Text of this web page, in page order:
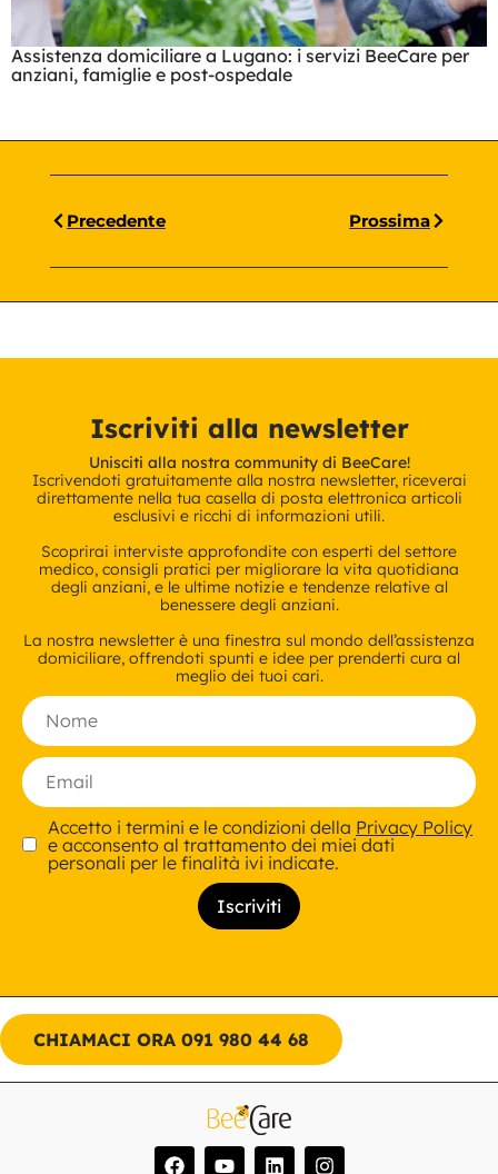
Assistenza domiciliare a Lugano: i servizi BeeCare per
anziani, famiglie e post-ospedale
Precedente Prossima
Iscriviti alla newsletter
Unisciti alla nostra community di BeeCare!
Iscrivendoti gratuitamente alla nostra newsletter, riceverai
direttamente nella tua casella di posta elettronica articoli
esclusivi e ricchi di informazioni utili.
Scoprirai interviste approfondite con esperti del settore
medico, consigli pratici per migliorare la vita quotidiana
degli anziani, e le ultime notizie e tendenze relative al
benessere degli anziani.
La nostra newsletter è una finestra sul mondo dell’assistenza
domiciliare, offrendoti spunti e idee per prenderti cura al
meglio dei tuoi cari.
Accetto i termini e le condizioni della Privacy Policy
e acconsento al trattamento dei miei dati
personali per le finalità ivi indicate.
CHIAMACI ORA 091 980 44 68